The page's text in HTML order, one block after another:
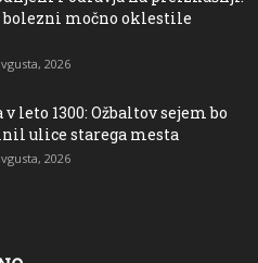
bolezni močno oklestile
2026
v leto 1300: Ožbaltov sejem bo
ulice starega mesta
2026